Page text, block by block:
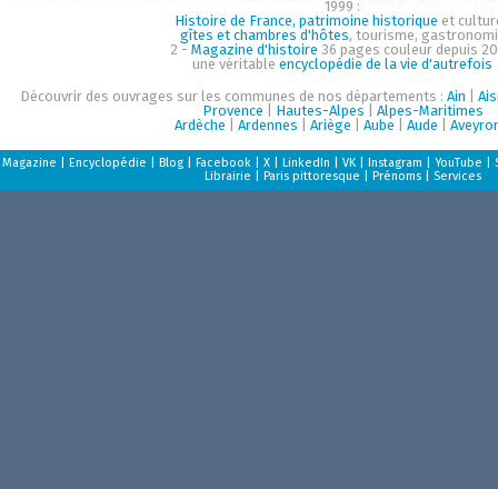
1999 :
Histoire de France, patrimoine historique et
gîtes et chambres d'hôtes, tourisme,
2 - Magazine d'histoire 36 pages couleur depuis
une véritable encyclopédie de la vie d'autrefois
Découvrir des ouvrages sur les communes de nos départements : Ain
Provence
Hautes-Alpes
Alpes-Maritimes
Ardèche
Ardennes Ariège Aube Aude
Magazine Encyclopédie Blog| Facebook| X| LinkedIn VK| Instagram YouTube
Librairie
Paris pittoresque Prénoms| Services